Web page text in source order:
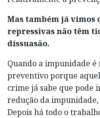
Mas também já vimos
repressivas não têm
dissuasão.
Quando a impunidade
preventivo porque
crime já sabe que pode
redução da
Depois há todo o